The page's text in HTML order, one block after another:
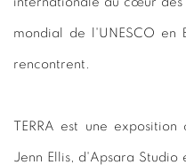
mondial de l'UNESCO
rencontrent.
TERRA est une
Jenn Ellis, d'Apsara Studio